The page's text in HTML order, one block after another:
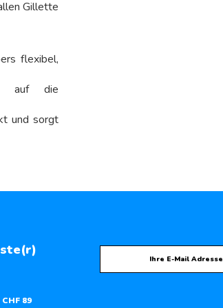
Gillette
flexibel,
auf die
und sorgt
89